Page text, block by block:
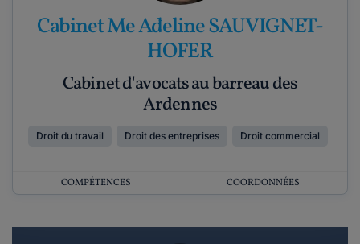
Cabinet Me Adeline SAUVIGNET-
HOFER
Cabinet d'avocats au barreau des
Ardennes
Droit du travail Droit des entreprises Droit commercial
COMPÉTENCES COORDONNÉES